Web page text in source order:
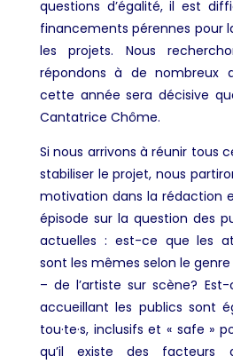
questions d’égalité, il est
financements pérennes pour
les projets. Nous
répondons à de nombreux
cette année sera décisive
Cantatrice Chôme.
Si nous arrivons à réunir tous
stabiliser le projet, nous
motivation dans la rédaction
épisode sur la question des
actuelles : est-ce que les
sont les mêmes selon le
– de l’artiste sur scène?
accueillant les publics sont
tou·te·s, inclusifs et « safe »
qu’il existe des facteurs